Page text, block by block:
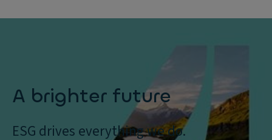
A brighter future
ESG drives everything we do.